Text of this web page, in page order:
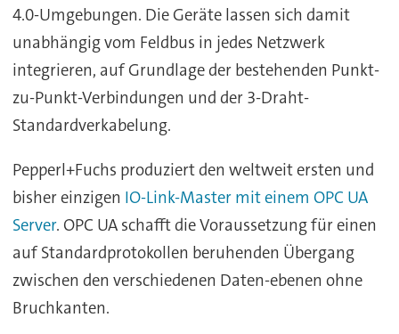
4.0-Umgebungen. Die Geräte lassen sich damit
unabhängig vom Feldbus in jedes Netzwerk
integrieren, auf Grundlage der bestehenden Punkt-
zu-Punkt-Verbindungen und der 3-Draht-
Standardverkabelung.
Pepperl+Fuchs produziert den weltweit ersten und
bisher einzigen IO-Link-Master mit einem OPC UA
Server. OPC UA schafft die Voraussetzung für einen
auf Standardprotokollen beruhenden Übergang
zwischen den verschiedenen Daten-ebenen ohne
Bruchkanten.